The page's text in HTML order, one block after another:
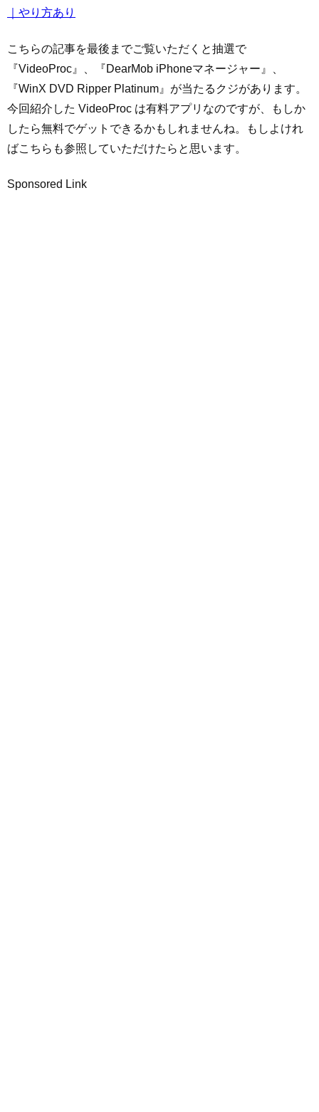
｜やり方あり
こちらの記事を最後までご覧いただくと抽選で
『VideoProc』、『DearMob iPhoneマネージャー』、
『WinX DVD Ripper Platinum』が当たるクジがあります。
今回紹介した VideoProc は有料アプリなのですが、もしか
したら無料でゲットできるかもしれませんね。もしよけれ
ばこちらも参照していただけたらと思います。
Sponsored Link